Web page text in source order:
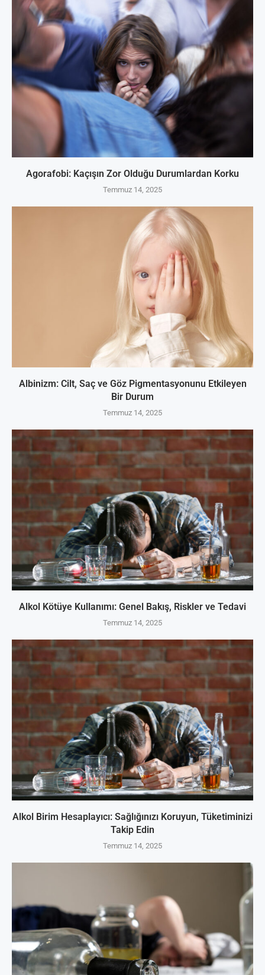
Agorafobi: Kaçışın Zor Olduğu Durumlardan Korku
Temmuz 14, 2025
Albinizm: Cilt, Saç ve Göz Pigmentasyonunu Etkileyen
Bir Durum
Temmuz 14, 2025
Alkol Kötüye Kullanımı: Genel Bakış, Riskler ve Tedavi
Temmuz 14, 2025
Alkol Birim Hesaplayıcı: Sağlığınızı Koruyun, Tüketiminizi
Takip Edin
Temmuz 14, 2025